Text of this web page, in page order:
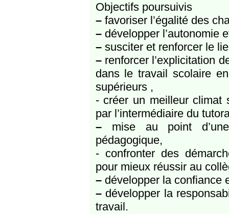
Objectifs poursuivis
–favoriser l’égalité des
–développer l’autonomie
–susciter et renforcer le
–renforcer l’explicitation
dans le travail scolaire
supérieurs ,
- créer un meilleur climat
par l’intermédiaire du
–mise au point d’une
pédagogique,
- confronter des
pour mieux réussir au
–développer la confiance
–développer la
travail.